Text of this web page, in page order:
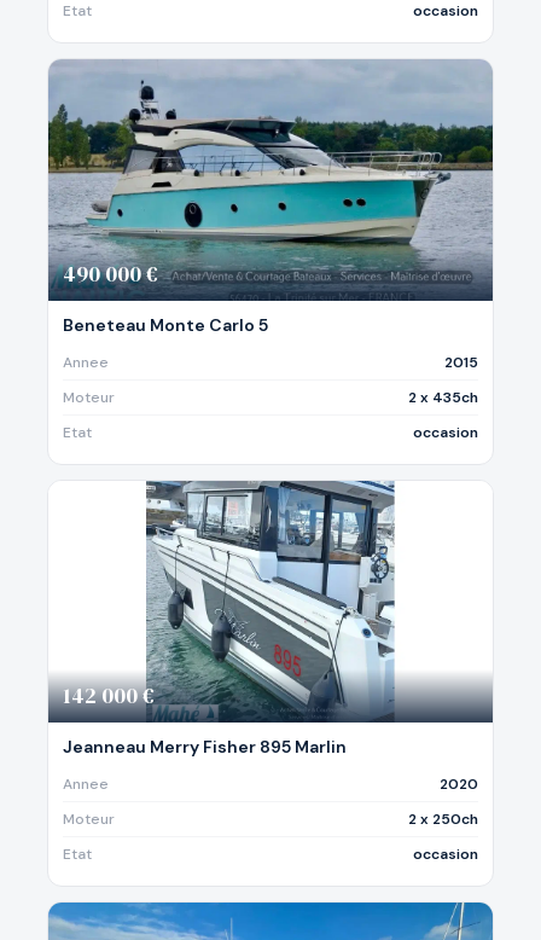
Etat
occasion
490 000 €
Beneteau Monte Carlo 5
Annee
2015
Moteur
2 x 435ch
Etat
occasion
142 000 €
Jeanneau Merry Fisher 895 Marlin
Annee
2020
Moteur
2 x 250ch
Etat
occasion